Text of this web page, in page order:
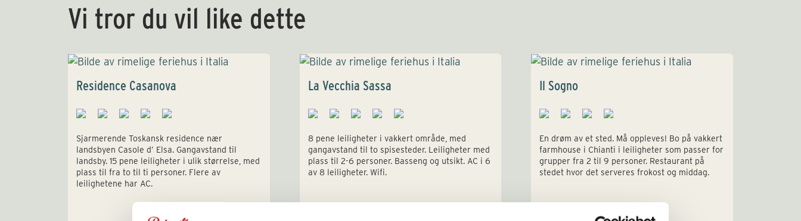
Vi tror du vil like dette
Residence Casanova
Sjarmerende Toskansk residence nær
landsbyen Casole d’ Elsa. Gangavstand til
landsby. 15 pene leiligheter i ulik størrelse, med
plass til fra to til ti personer. Flere av
leilighetene har AC.
La Vecchia Sassa
8 pene leiligheter i vakkert område, med
gangavstand til to spisesteder. Leiligheter med
plass til 2-6 personer. Basseng og utsikt. AC i 6
av 8 leiligheter. Wifi.
Il Sogno
En drøm av et sted. Må oppleves! Bo på vakkert
farmhouse i Chianti i leiligheter som passer for
grupper fra 2 til 9 personer. Restaurant på
stedet hvor det serveres frokost og middag.